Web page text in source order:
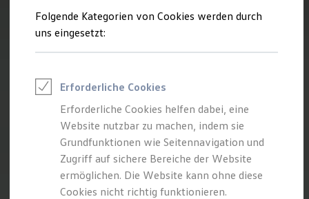
Saisonangebote
Reifenpakete
Leasing
Leasing-Angebote
Elektroauto Leasing
Kleinwagen-Leasing
Leasing ohne Anzahlung
Finanzierung
Autokredit mit Schlussrate
Versicherungen und Garantien
Kfz-Versicherung
Restschuldversicherungen
Garantien
Folgende Kategorien von Cookies werden durch
uns eingesetzt:
Erforderliche Cookies
Erforderliche Cookies helfen dabei, eine
Website nutzbar zu machen, indem sie
Grundfunktionen wie Seitennavigation und
Zugriff auf sichere Bereiche der Website
ermöglichen. Die Website kann ohne diese
Cookies nicht richtig funktionieren.